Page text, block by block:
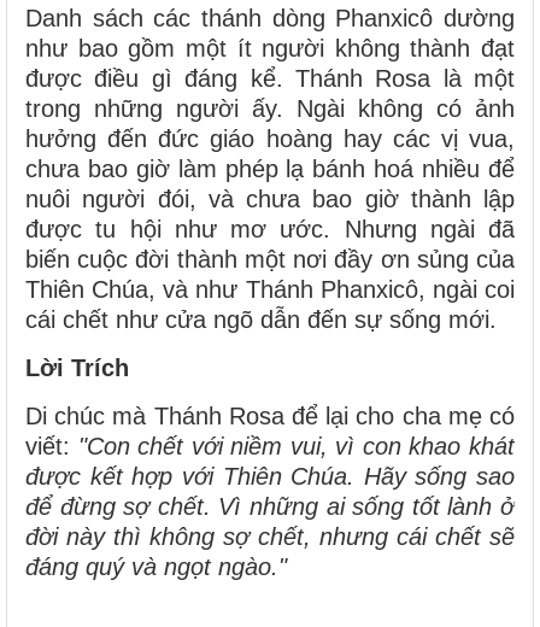
Danh sách các thánh dòng Phanxicô dường
như bao gồm một ít người không thành đạt
được điều gì đáng kể. Thánh Rosa là một
trong những người ấy. Ngài không có ảnh
hưởng đến đức giáo hoàng hay các vị vua,
chưa bao giờ làm phép lạ bánh hoá nhiều để
nuôi người đói, và chưa bao giờ thành lập
được tu hội như mơ ước. Nhưng ngài đã
biến cuộc đời thành một nơi đầy ơn sủng của
Thiên Chúa, và như Thánh Phanxicô, ngài coi
cái chết như cửa ngõ dẫn đến sự sống mới.
Lời Trích
Di chúc mà Thánh Rosa để lại cho cha mẹ có
viết: "Con chết với niềm vui, vì con khao khát
được kết hợp với Thiên Chúa. Hãy sống sao
để đừng sợ chết. Vì những ai sống tốt lành ở
đời này thì không sợ chết, nhưng cái chết sẽ
đáng quý và ngọt ngào."